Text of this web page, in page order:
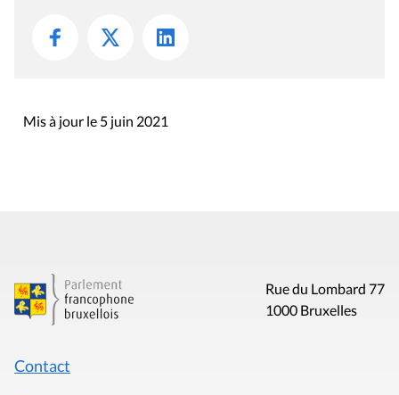
Mis à jour le 5 juin 2021
Rue du Lombard 77
1000 Bruxelles
Contact